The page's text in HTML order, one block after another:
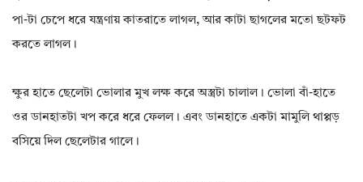
পা-টা চেপে ধরে যন্ত্রণায় কাতরাতে লাগল, আর কাটা ছাগলের মতো ছটফট
করতে লাগল।
ক্ষুর হাতে ছেলেটা ভোলার মুখ লক্ষ করে অস্ত্রটা চালাল। ভোলা বাঁ-হাতে
ওর ডানহাতটা খপ করে ধরে ফেলল। এবং ডানহাতে একটা মামুলি থাপ্পড়
বসিয়ে দিল ছেলেটার গালে।